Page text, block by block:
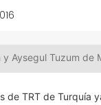
y Aysegul Tuzum de
de TRT de Turquía